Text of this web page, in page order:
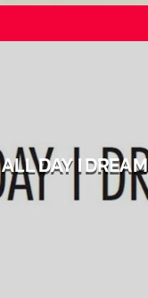
ALL DAY I DREAM